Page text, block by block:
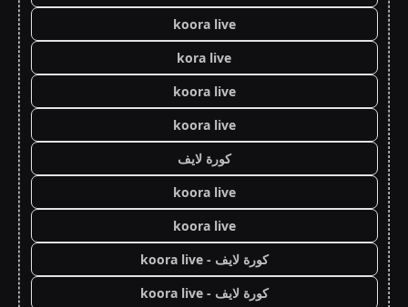
koora live
kora live
koora live
koora live
كورة لايف
koora live
koora live
كورة لايف - koora live
كورة لايف - koora live